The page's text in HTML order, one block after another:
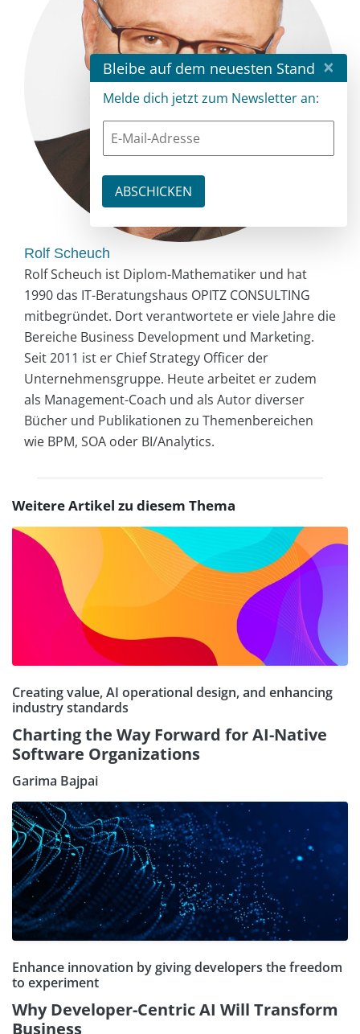
Rolf Scheuch
Rolf Scheuch ist Diplom-Mathematiker und hat
1990 das IT-Beratungshaus OPITZ CONSULTING
mitbegründet. Dort verantwortete er viele Jahre die
Bereiche Business Development und Marketing.
Seit 2011 ist er Chief Strategy Officer der
Unternehmensgruppe. Heute arbeitet er zudem
als Management-Coach und als Autor diverser
Bücher und Publikationen zu Themenbereichen
wie BPM, SOA oder BI/Analytics.
Weitere Artikel zu diesem Thema
Creating value, AI operational design, and enhancing
industry standards
Charting the Way Forward for AI-Native
Software Organizations
Garima Bajpai
Enhance innovation by giving developers the freedom
to experiment
Why Developer-Centric AI Will Transform
Business
Bleibe auf dem neuesten Stand ×
Melde dich jetzt zum Newsletter an: